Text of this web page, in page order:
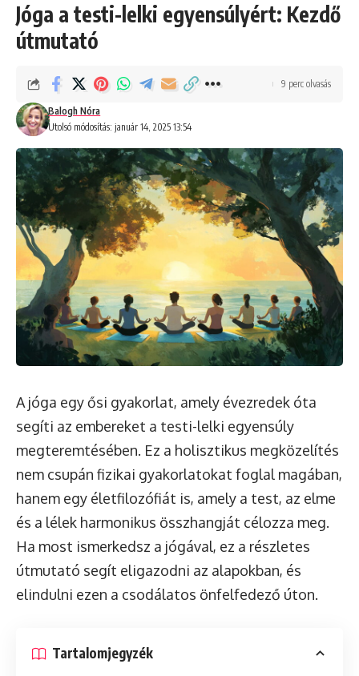
Jóga a testi-lelki egyensúlyért: Kezdő
útmutató
Utolsó módosítás: január 14, 2025 13:54
Balogh Nóra
9 perc olvasás
A jóga egy ősi gyakorlat, amely évezredek óta
segíti az embereket a testi-lelki egyensúly
megteremtésében. Ez a holisztikus megközelítés
nem csupán fizikai gyakorlatokat foglal magában,
hanem egy életfilozófiát is, amely a test, az elme
és a lélek harmonikus összhangját célozza meg.
Ha most ismerkedsz a jógával, ez a részletes
útmutató segít eligazodni az alapokban, és
elindulni ezen a csodálatos önfelfedező úton.
Tartalomjegyzék